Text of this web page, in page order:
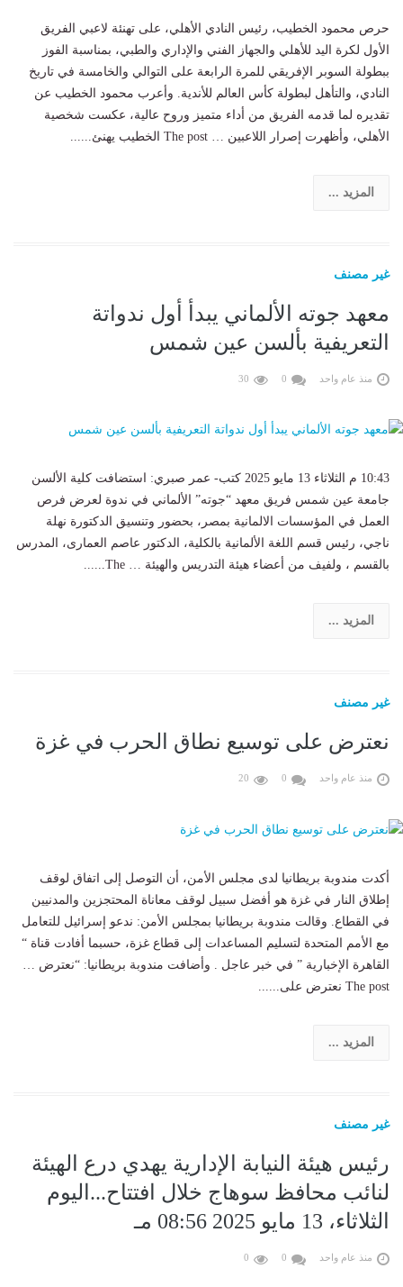
حرص محمود الخطيب، رئيس النادي الأهلي، على تهنئة لاعبي الفريق
الأول لكرة اليد للأهلي والجهاز الفني والإداري والطبي، بمناسبة الفوز
ببطولة السوبر الإفريقي للمرة الرابعة على التوالي والخامسة في تاريخ
النادي، والتأهل لبطولة كأس العالم للأندية. وأعرب محمود الخطيب عن
تقديره لما قدمه الفريق من أداء متميز وروح عالية، عكست شخصية
الأهلي، وأظهرت إصرار اللاعبين … The post الخطيب يهنئ......
المزيد ...
غير مصنف
معهد جوته الألماني يبدأ أول ندواتة
التعريفية بألسن عين شمس
منذ عام واحد 0
30
10:43 م الثلاثاء 13 مايو 2025 كتب- عمر صبري: استضافت كلية الألسن
جامعة عين شمس فريق معهد “جوته” الألماني في ندوة لعرض فرص
العمل في المؤسسات الالمانية بمصر، بحضور وتنسيق الدكتورة نهلة
ناجي، رئيس قسم اللغة الألمانية بالكلية، الدكتور عاصم العمارى، المدرس
بالقسم ، ولفيف من أعضاء هيئة التدريس والهيئة … The......
المزيد ...
غير مصنف
نعترض على توسيع نطاق الحرب في غزة
منذ عام واحد 0
20
أكدت مندوبة بريطانيا لدى مجلس الأمن، أن التوصل إلى اتفاق لوقف
إطلاق النار في غزة هو أفضل سبيل لوقف معاناة المحتجزين والمدنيين
في القطاع. وقالت مندوبة بريطانيا بمجلس الأمن: ندعو إسرائيل للتعامل
مع الأمم المتحدة لتسليم المساعدات إلى قطاع غزة، حسبما أفادت قناة “
القاهرة الإخبارية ” في خبر عاجل . وأضافت مندوبة بريطانيا: “نعترض …
The post نعترض على......
المزيد ...
غير مصنف
رئيس هيئة النيابة الإدارية يهدي درع الهيئة
لنائب محافظ سوهاج خلال افتتاح...اليوم
الثلاثاء، 13 مايو 2025 08:56 مـ
منذ عام واحد 0
0